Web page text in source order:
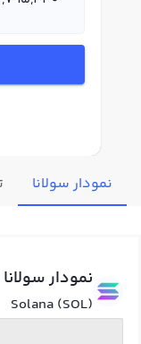
نمودار سولانا
نمودار سولانا
Solana (SOL)